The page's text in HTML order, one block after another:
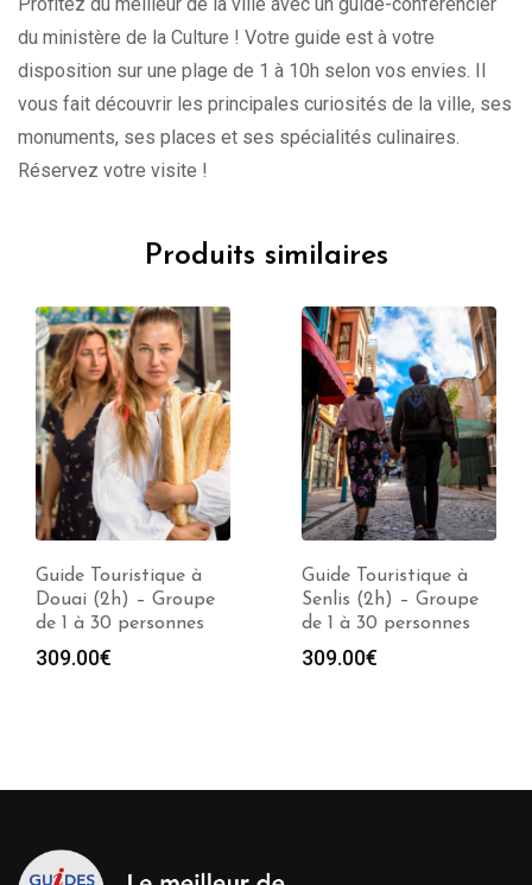
Profitez du meilleur de la ville avec un guide-conférencier
du ministère de la Culture ! Votre guide est à votre
disposition sur une plage de 1 à 10h selon vos envies. Il
vous fait découvrir les principales curiosités de la ville, ses
monuments, ses places et ses spécialités culinaires.
Réservez votre visite !
Produits similaires
Guide Touristique à
Douai (2h) – Groupe
de 1 à 30 personnes
309.00€
Guide Touristique à
Senlis (2h) – Groupe
de 1 à 30 personnes
309.00€